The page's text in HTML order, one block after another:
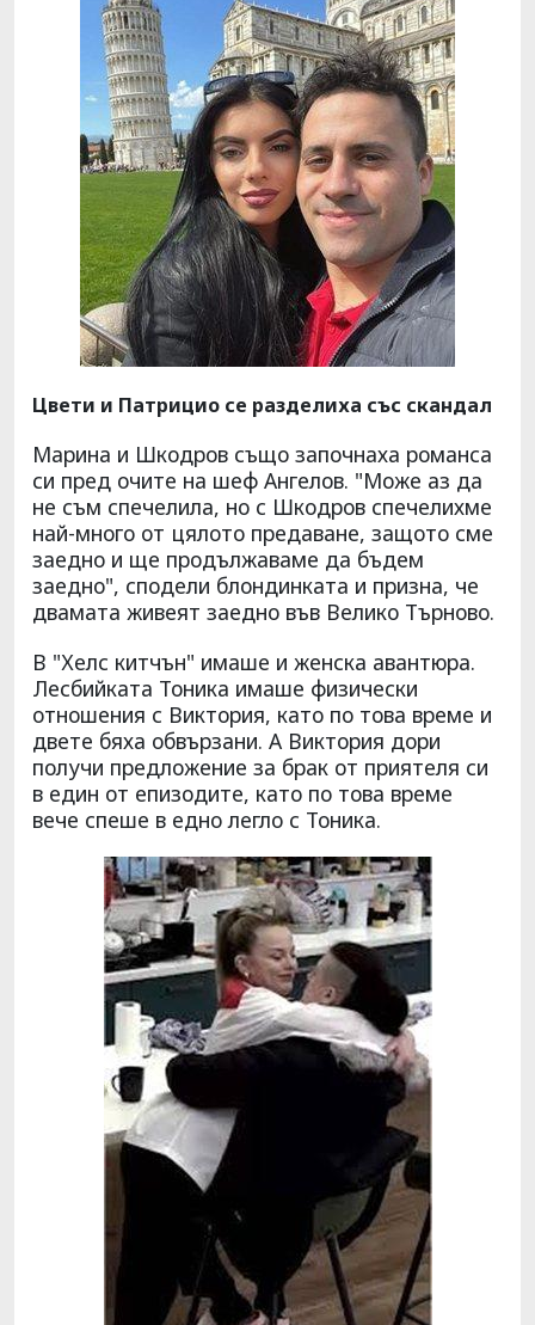
Цвети и Патрицио се разделиха със скандал
Марина и Шкодров също започнаха романса
си пред очите на шеф Ангелов. "Може аз да
не съм спечелила, но с Шкодров спечелихме
най-много от цялото предаване, защото сме
заедно и ще продължаваме да бъдем
заедно", сподели блондинката и призна, че
двамата живеят заедно във Велико Търново.
В "Хелс китчън" имаше и женска авантюра.
Лесбийката Тоника имаше физически
отношения с Виктория, като по това време и
двете бяха обвързани. А Виктория дори
получи предложение за брак от приятеля си
в един от епизодите, като по това време
вече спеше в едно легло с Тоника.